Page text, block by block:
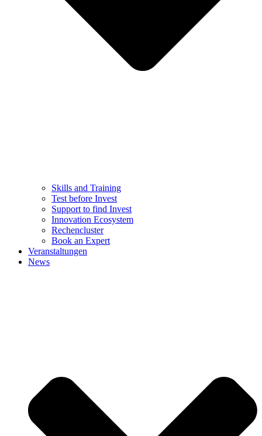
Skills and Training
Test before Invest
Support to find Invest
Innovation Ecosystem
Rechencluster​
Book an Expert
Veranstaltungen
News